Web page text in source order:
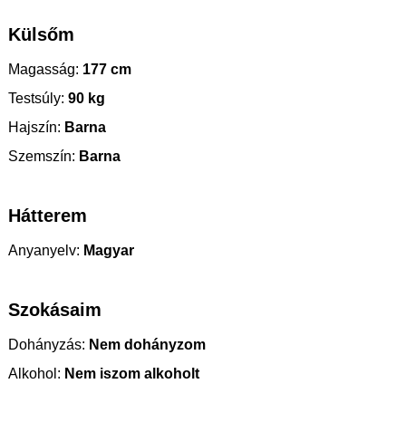
Külsőm
Magasság: 177 cm
Testsúly: 90 kg
Hajszín: Barna
Szemszín: Barna
Hátterem
Anyanyelv: Magyar
Szokásaim
Dohányzás: Nem dohányzom
Alkohol: Nem iszom alkoholt